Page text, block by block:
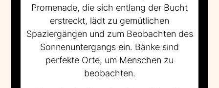
Promenade, die sich entlang der Bucht
erstreckt, lädt zu gemütlichen
Spaziergängen und zum Beobachten des
Sonnenuntergangs ein. Bänke sind
perfekte Orte, um Menschen zu
beobachten.